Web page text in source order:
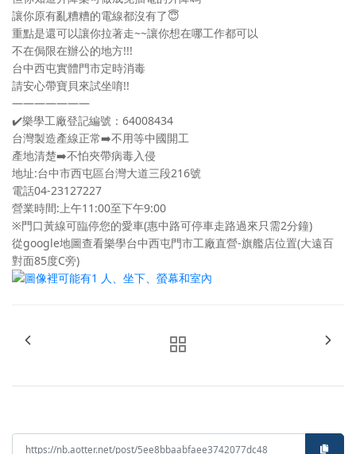
讓你原有亂糟糟的電線都沒有了😇
重點是還可以讓你拉著走~~讓你想在哪工作都可以
不在侷限在辦公的地方!!!
台中西屯實體門市定時消毒
請安心帶寶貝來試坐唷!!
———————
✔️樂學工廠登記編號：64008434
台灣製造產線正常➡️不用等中國開工
產地清楚➡️不怕夾帶病毒入侵
地址:台中市西屯區台灣大道三段216號
電話04-23127227
營業時間:上午11:00至下午9:00
※門口黃線可臨停您的愛車(惠中路可停車走路過來只需2分鐘)
從google地圖查看樂學台中西屯門市工廠直營-旗艦店位置(大遠百
對面85度C旁)